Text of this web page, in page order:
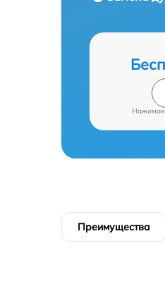
Нажимая
Преимущества